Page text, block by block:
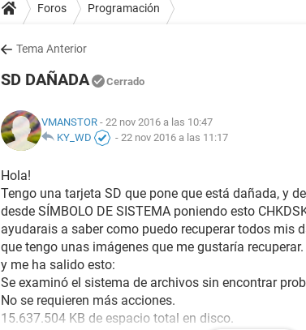
Foros Programación
Tema Anterior
SD DAÑADA Cerrado
VMANSTOR - 22 nov 2016 a las 10:47
KY_WD
- 22 nov 2016 a las 11:17
Hola!
Tengo una tarjeta SD que pone que está dañada, y
desde SÍMBOLO DE SISTEMA poniendo esto
ayudarais a saber como puedo recuperar todos mis
que tengo unas imágenes que me gustaría recuperar.
y me ha salido esto:
Se examinó el sistema de archivos sin encontrar
No se requieren más acciones.
15.637.504 KB de espacio total en disco.